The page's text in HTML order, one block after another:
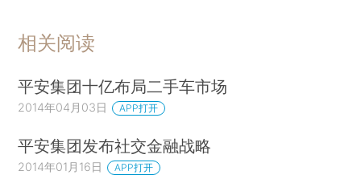
相关阅读
平安集团十亿布局二手车市场
2014年04月03日 APP打开
平安集团发布社交金融战略
2014年01月16日 APP打开